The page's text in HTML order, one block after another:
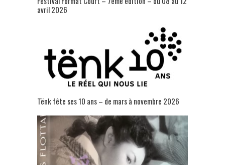
avril 2026
Tënk fête ses 10 ans – de mars à novembre 2026